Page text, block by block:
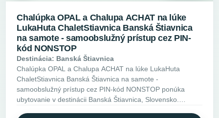
Chalúpka OPAL a Chalupa ACHAT na lúke
LukaHuta ChaletStiavnica Banská Štiavnica
na samote - samoobslužný prístup cez PIN-
kód NONSTOP
Destinácia: Banská Štiavnica
Chalúpka OPAL a Chalupa ACHAT na lúke LukaHuta
ChaletStiavnica Banská Štiavnica na samote -
samoobslužný prístup cez PIN-kód NONSTOP ponúka
ubytovanie v destinácii Banská Štiavnica, Slovensko.